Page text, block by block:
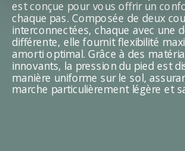
est conçue pour vous offrir un
chaque pas. Composée de deux
interconnectées, chaque avec une
différente, elle fournit flexibilité
amorti optimal. Grâce à des
innovants, la pression du pied est
manière uniforme sur le sol,
marche particulièrement légère et